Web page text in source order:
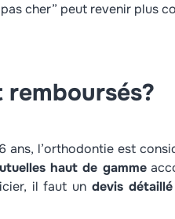
cher” peut revenir plus
ans, l’orthodontie est
haut de gamme
il faut un devis détaillé